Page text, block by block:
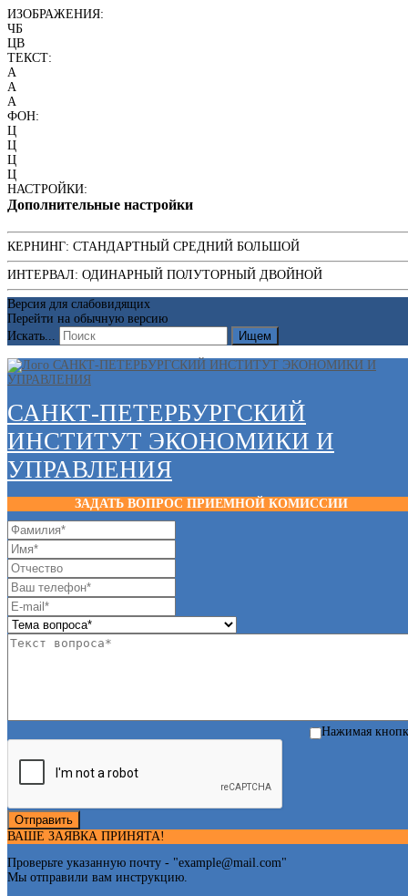
ИЗОБРАЖЕНИЯ:
ЧБ
ЦВ
ТЕКСТ:
A
A
A
ФОН:
Ц
Ц
Ц
Ц
НАСТРОЙКИ:
Дополнительные настройки
КЕРНИНГ: СТАНДАРТНЫЙ СРЕДНИЙ БОЛЬШОЙ
ИНТЕРВАЛ: ОДИНАРНЫЙ ПОЛУТОРНЫЙ ДВОЙНОЙ
Версия для слабовидящих
Перейти на обычную версию
Искать...
Ищем
САНКТ-ПЕТЕРБУРГСКИЙ
ИНСТИТУТ ЭКОНОМИКИ И
УПРАВЛЕНИЯ
ЗАДАТЬ ВОПРОС ПРИЕМНОЙ КОМИССИИ
Нажимая
Отправить
ВАШЕ ЗАЯВКА ПРИНЯТА!
Проверьте указанную почту - "example@mail.com"
Мы отправили вам инструкцию.